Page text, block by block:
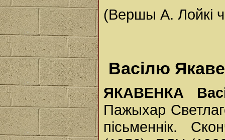
(Вершы А. Лойкі
Васілю
ЯКАВЕНКА
Пажыхар
пісьменнік.